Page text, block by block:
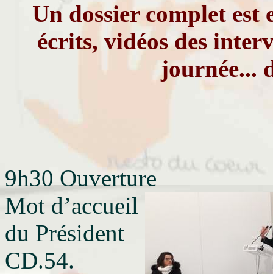
Un dossier complet est
écrits, vidéos des
journée...
9h30 Ouverture
Mot d’accueil
du Président
CD.54.